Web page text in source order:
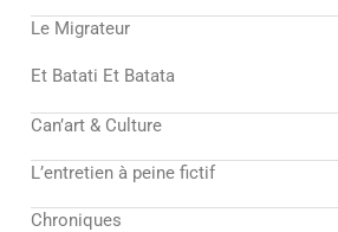
Le Migrateur
Et Batati Et Batata
Can’art & Culture
L’entretien à peine fictif
Chroniques